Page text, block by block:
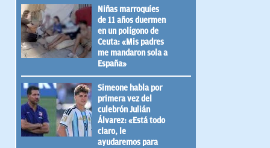
Niñas marroquíes
de 11 años duermen
en un polígono de
Ceuta: «Mis padres
me mandaron sola a
España»
Simeone habla por
primera vez del
culebrón Julián
Álvarez: «Está todo
claro, le
ayudaremos para